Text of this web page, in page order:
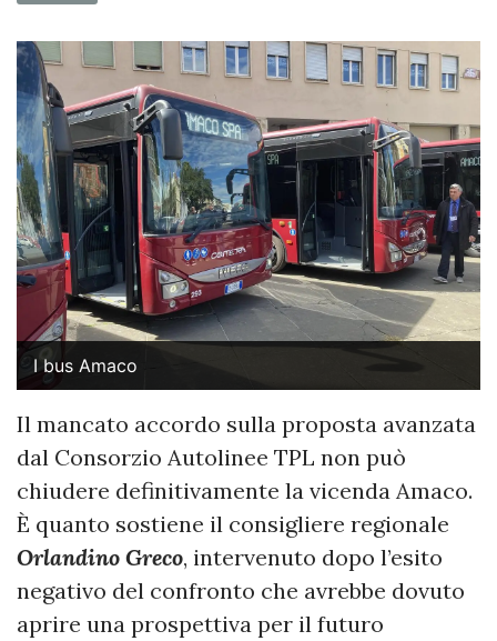
I bus Amaco
Il mancato accordo sulla proposta avanzata
dal Consorzio Autolinee TPL non può
chiudere definitivamente la vicenda Amaco.
È quanto sostiene il consigliere regionale
Orlandino Greco, intervenuto dopo l’esito
negativo del confronto che avrebbe dovuto
aprire una prospettiva per il futuro